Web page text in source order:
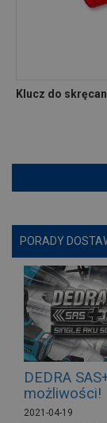
Klucz do
PORADY
DEDRA
możliwości!
2021-04-19